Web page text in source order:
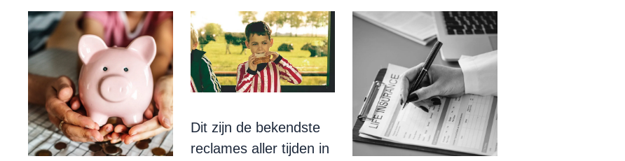
Dit zijn de bekendste
reclames aller tijden in